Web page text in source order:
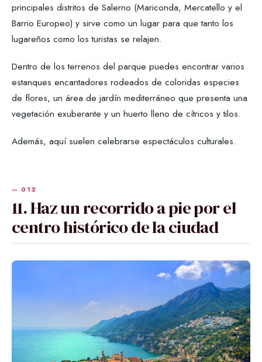
principales distritos de Salerno (Mariconda, Mercatello y el
Barrio Europeo) y sirve como un lugar para que tanto los
lugareños como los turistas se relajen.
Dentro de los terrenos del parque puedes encontrar varios
estanques encantadores rodeados de coloridas especies
de flores, un área de jardín mediterráneo que presenta una
vegetación exuberante y un huerto lleno de cítricos y tilos.
Además, aquí suelen celebrarse espectáculos culturales.
11. Haz un recorrido a pie por el
centro histórico de la ciudad